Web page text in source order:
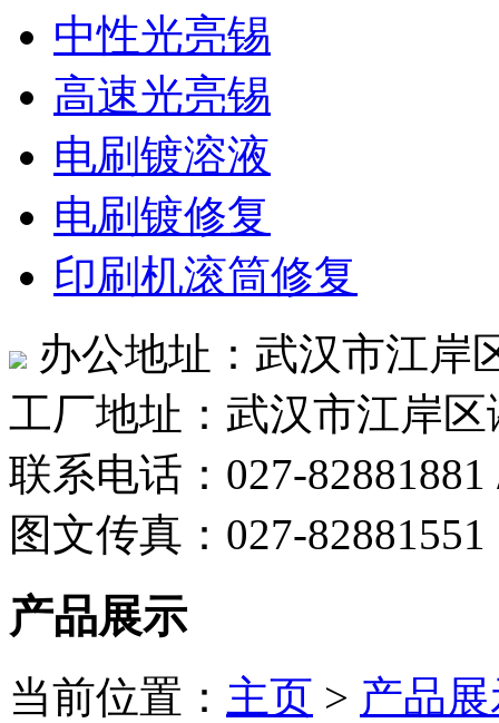
中性光亮锡
高速光亮锡
电刷镀溶液
电刷镀修复
印刷机滚筒修复
办公地址：武汉市江岸
工厂地址：武汉市江岸
联系电话：027-82881881
图文传真：027-82881551
产品展示
当前位置： 主页 > 产品